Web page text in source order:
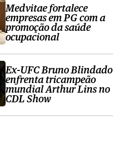
Medvitae fortalece
empresas em PG com a
promoção da saúde
ocupacional
Ex-UFC Bruno Blindado
enfrenta tricampeão
mundial Arthur Lins no
CDL Show